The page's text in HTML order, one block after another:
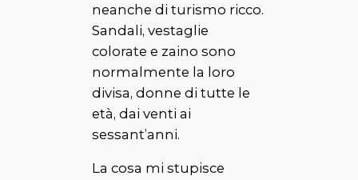
neanche di turismo ricco.
Sandali, vestaglie
colorate e zaino sono
normalmente la loro
divisa, donne di tutte le
età, dai venti ai
sessant’anni.
La cosa mi stupisce